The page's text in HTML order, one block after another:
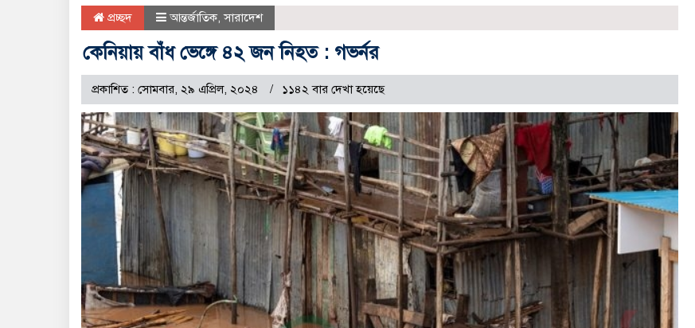
প্রচ্ছদ আন্তর্জাতিক,সারাদেশ
কেনিয়ায় বাঁধ ভেঙ্গে ৪২ জন নিহত : গভর্নর
প্রকাশিত : সোমবার, ২৯ এপ্রিল, ২০২৪ ১১৪২ বার দেখা হয়েছে